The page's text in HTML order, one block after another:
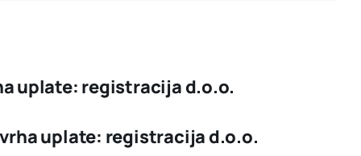
uplate: registracija d.o.o.
uplate: registracija d.o.o.